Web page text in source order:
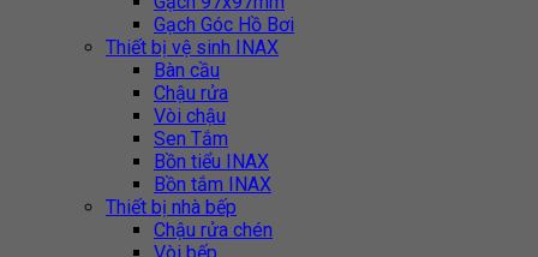
Gạch Góc Hồ Bơi
Thiết bị vệ sinh INAX
Bàn cầu
Chậu rửa
Vòi chậu
Sen Tắm
Bồn tiểu INAX
Bồn tắm INAX
Thiết bị nhà bếp
Chậu rửa chén